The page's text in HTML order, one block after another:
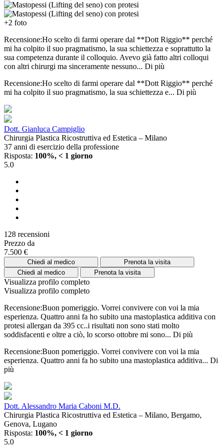
+2 foto
Recensione:Ho scelto di farmi operare dal **Dott Riggio** perché
mi ha colpito il suo pragmatismo, la sua schiettezza e soprattutto la
sua competenza durante il colloquio. Avevo già fatto altri colloqui
con altri chirurgi ma sinceramente nessuno... Di più
Recensione:Ho scelto di farmi operare dal **Dott Riggio** perché
mi ha colpito il suo pragmatismo, la sua schiettezza e... Di più
Dott. Gianluca Campiglio
Chirurgia Plastica Ricostruttiva ed Estetica – Milano
37 anni di esercizio della professione
Risposta: 100%, < 1 giorno
5.0
128 recensioni
Prezzo da
7.500 €
Chiedi al medico
Prenota la visita
Chiedi al medico
Prenota la visita
Visualizza profilo completo
Visualizza profilo completo
Recensione:Buon pomeriggio. Vorrei convivere con voi la mia
esperienza. Quattro anni fa ho subito una mastoplastica additiva con
protesi allergan da 395 cc..i risultati non sono stati molto
soddisfacenti e oltre a ciò, lo scorso ottobre mi sono... Di più
Recensione:Buon pomeriggio. Vorrei convivere con voi la mia
esperienza. Quattro anni fa ho subito una mastoplastica additiva... Di
più
Dott. Alessandro Maria Caboni M.D.
Chirurgia Plastica Ricostruttiva ed Estetica – Milano, Bergamo,
Genova, Lugano
Risposta: 100%, < 1 giorno
5.0